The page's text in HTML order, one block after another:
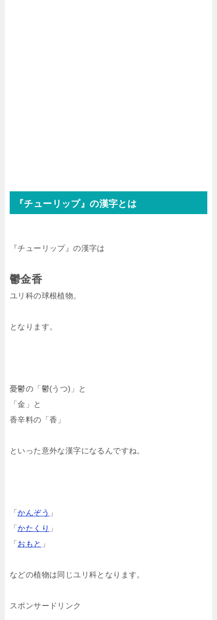
『チューリップ』の漢字とは
『チューリップ』の漢字は
鬱金香
ユリ科の球根植物。
となります。
憂鬱の「鬱(うつ)」と
「金」と
香辛料の「香」
といった意外な漢字になるんですね。
「かんぞう 」
「かたくり 」
「 おもと 」
などの植物は同じユリ科となります。
スポンサードリンク